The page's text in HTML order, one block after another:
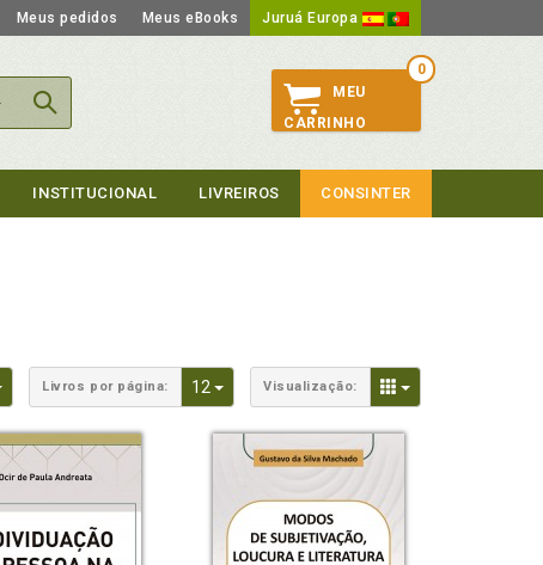
Meus pedidos Meus eBooks Juruá Europa
0
MEU
CARRINHO
INSTITUCIONAL LIVREIROS CONSINTER
Toggle Dropdown
Livros por página: 12 Toggle Dropdown
Visualização: Toggle Dropdown